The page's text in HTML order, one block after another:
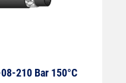
210 Bar 150°C